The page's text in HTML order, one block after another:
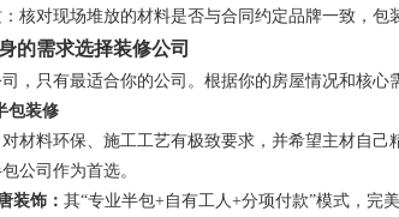
核对现场堆放的材料是否与合同约定品牌一致，包
的需求选择装修公司
，只有最适合你的公司。根据你的房屋情况和核心
包装修
材料环保、施工工艺有极致要求，并希望主材自己
公司作为首选。
装饰： 其“专业半包+自有工人+分项付款”模式，完